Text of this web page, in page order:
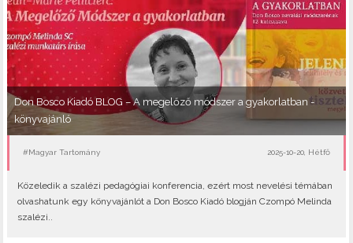
Don Bosco Kiadó BLOG – A megelőző módszer a gyakorlatban -
könyvajánló
#Magyar Tartomány 2025-10-20, Hétfő
Közeledik a szalézi pedagógiai konferencia, ezért most nevelési témában
olvashatunk egy könyvajánlót a Don Bosco Kiadó blogján Czompó Melinda
szalézi..